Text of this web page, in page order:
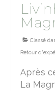
Classé
Retour
Après
La